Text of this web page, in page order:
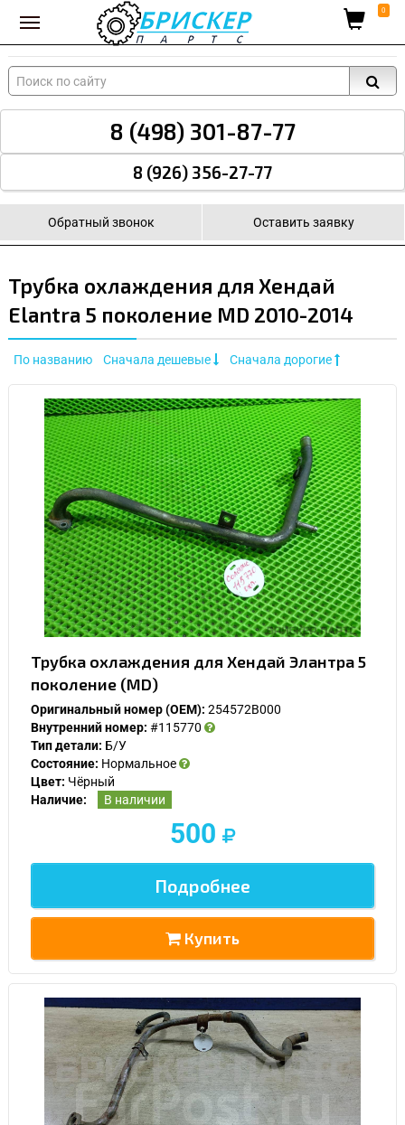
Вход для поставщиков 0
8 (498) 301-87-77
8 (926) 356-27-77
Обратный звонок Оставить заявку
Трубка охлаждения для Хендай
Elantra 5 поколение MD 2010-2014
По названию Сначала дешевые Сначала дорогие
Трубка охлаждения для Хендай Элантра 5
поколение (MD)
Оригинальный номер (OEM): 254572B000
Внутренний номер: #115770
Тип детали: Б/У
Состояние: Нормальное
Цвет: Чёрный
Наличие:
В наличии
500
Подробнее
Купить